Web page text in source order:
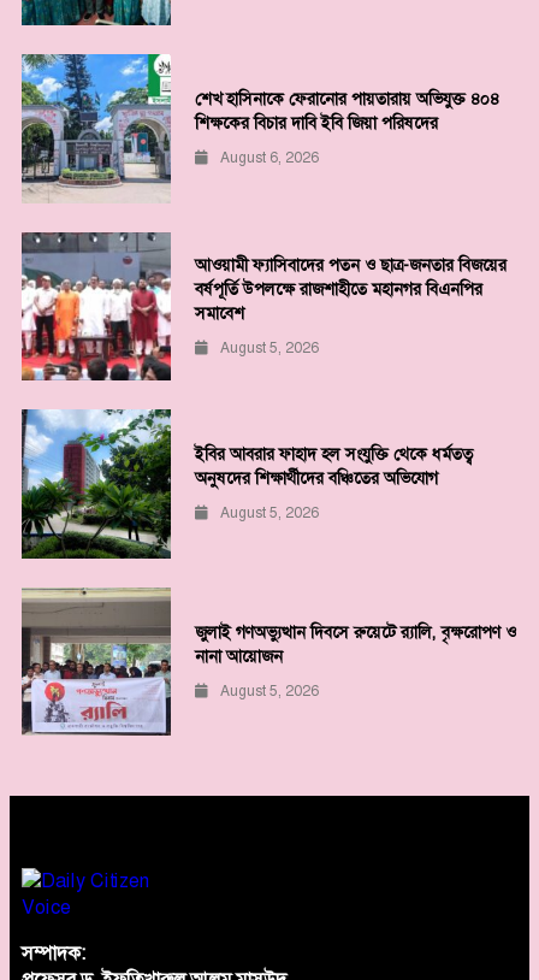
শেখ হাসিনাকে ফেরানোর পায়তারায় অভিযুক্ত ৪০৪
শিক্ষকের বিচার দাবি ইবি জিয়া পরিষদের
August 6, 2026
আওয়ামী ফ্যাসিবাদের পতন ও ছাত্র-জনতার বিজয়ের
বর্ষপূর্তি উপলক্ষে রাজশাহীতে মহানগর বিএনপির
সমাবেশ
August 5, 2026
ইবির আবরার ফাহাদ হল সংযুক্তি থেকে ধর্মতত্ব
অনুষদের শিক্ষার্থীদের বঞ্চিতের অভিযোগ
August 5, 2026
জুলাই গণঅভ্যুত্থান দিবসে রুয়েটে র‌্যালি, বৃক্ষরোপণ ও
নানা আয়োজন
August 5, 2026
সম্পাদক: